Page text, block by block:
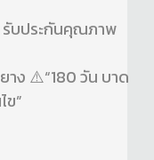
บประกันคุณภาพ
าง ⚠️“180 วัน บาด
ข”